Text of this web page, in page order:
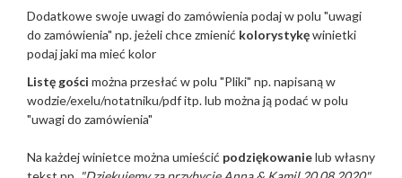
Dodatkowe swoje uwagi do zamówienia podaj w polu "uwagi
do zamówienia" np. jeżeli chce zmienić kolorystykęwinietki
podaj jaki ma mieć kolor
Listę gości można przesłać w polu "Pliki" np. napisaną w
wodzie/exelu/notatniku/pdf itp. lub można ją podać w polu
"uwagi do zamówienia"
Na każdej winietce można umieścić podziękowanielub własny